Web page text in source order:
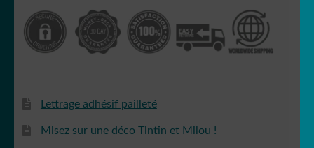
Lettrage adhésif pailleté
Misez sur une déco Tintin et Milou !